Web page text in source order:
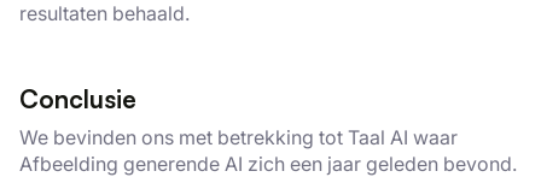
resultaten behaald.
Conclusie
We bevinden ons met betrekking tot Taal AI waar
Afbeelding generende AI zich een jaar geleden bevond.